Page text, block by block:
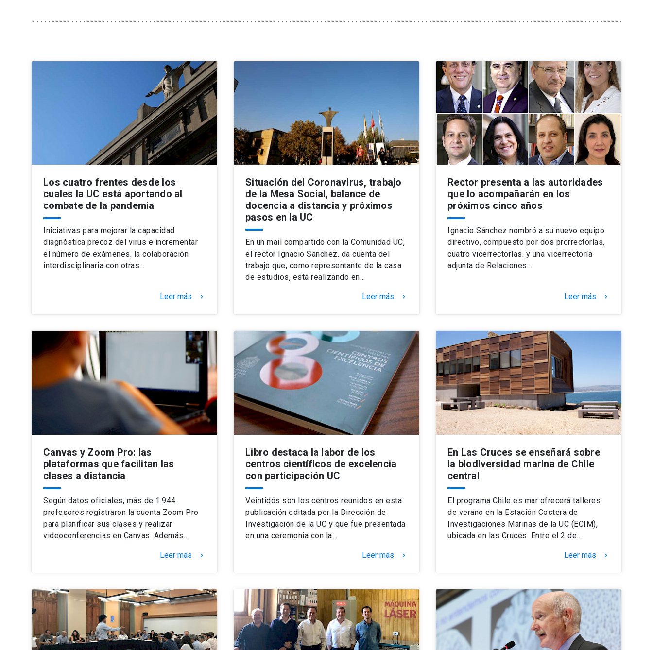
Los cuatro frentes desde los
cuales la UC está aportando al
combate de la pandemia
Iniciativas para mejorar la capacidad
diagnóstica precoz del virus e incrementar
el número de exámenes, la colaboración
interdisciplinaria con otras…
Leer más keyboard_arrow_right
Situación del Coronavirus, trabajo
de la Mesa Social, balance de
docencia a distancia y próximos
pasos en la UC
En un mail compartido con la Comunidad UC,
el rector Ignacio Sánchez, da cuenta del
trabajo que, como representante de la casa
de estudios, está realizando en…
Leer más keyboard_arrow_right
Rector presenta a las autoridades
que lo acompañarán en los
próximos cinco años
Ignacio Sánchez nombró a su nuevo equipo
directivo, compuesto por dos prorrectorías,
cuatro vicerrectorías, y una vicerrectoría
adjunta de Relaciones…
Leer más keyboard_arrow_right
Canvas y Zoom Pro: las
plataformas que facilitan las
clases a distancia
Según datos oficiales, más de 1.944
profesores registraron la cuenta Zoom Pro
para planificar sus clases y realizar
videoconferencias en Canvas. Además…
Leer más keyboard_arrow_right
Libro destaca la labor de los
centros científicos de excelencia
con participación UC
Veintidós son los centros reunidos en esta
publicación editada por la Dirección de
Investigación de la UC y que fue presentada
en una ceremonia con la…
Leer más keyboard_arrow_right
En Las Cruces se enseñará sobre
la biodiversidad marina de Chile
central
El programa Chile es mar ofrecerá talleres
de verano en la Estación Costera de
Investigaciones Marinas de la UC (ECIM),
ubicada en las Cruces. Entre el 2 de…
Leer más keyboard_arrow_right